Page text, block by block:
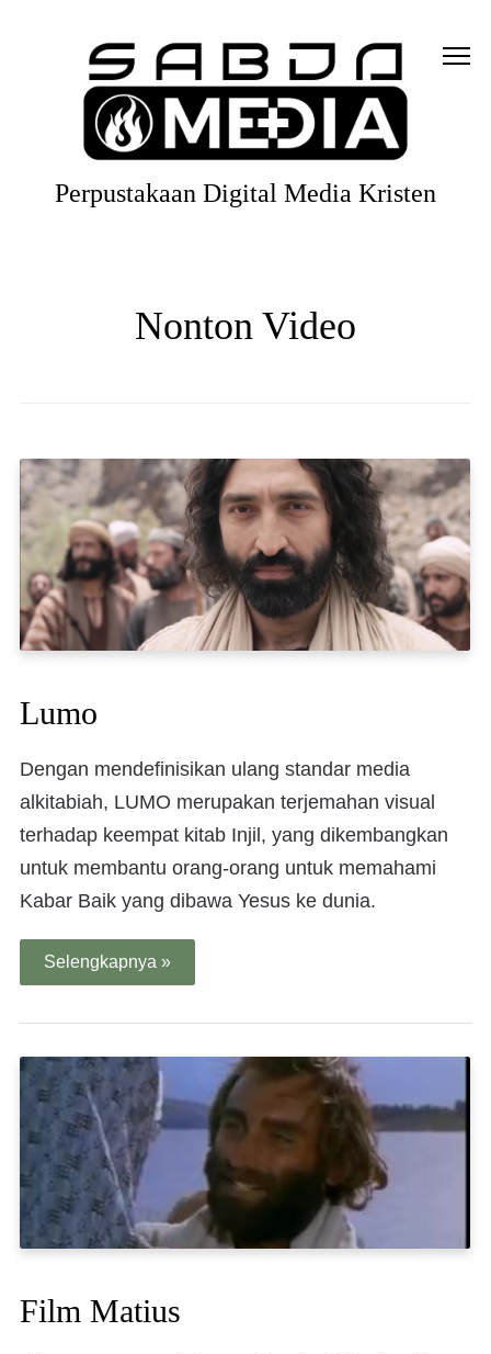
Perpustakaan Digital Media Kristen
Nonton Video
Lumo
Dengan mendefinisikan ulang standar media
alkitabiah, LUMO merupakan terjemahan visual
terhadap keempat kitab Injil, yang dikembangkan
untuk membantu orang-orang untuk memahami
Kabar Baik yang dibawa Yesus ke dunia.
Selengkapnya »
Film Matius